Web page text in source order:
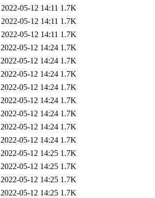
2022-05-12 14:11 1.7K
2022-05-12 14:11 1.7K
2022-05-12 14:11 1.7K
2022-05-12 14:24 1.7K
2022-05-12 14:24 1.7K
2022-05-12 14:24 1.7K
2022-05-12 14:24 1.7K
2022-05-12 14:24 1.7K
2022-05-12 14:24 1.7K
2022-05-12 14:24 1.7K
2022-05-12 14:24 1.7K
2022-05-12 14:25 1.7K
2022-05-12 14:25 1.7K
2022-05-12 14:25 1.7K
2022-05-12 14:25 1.7K